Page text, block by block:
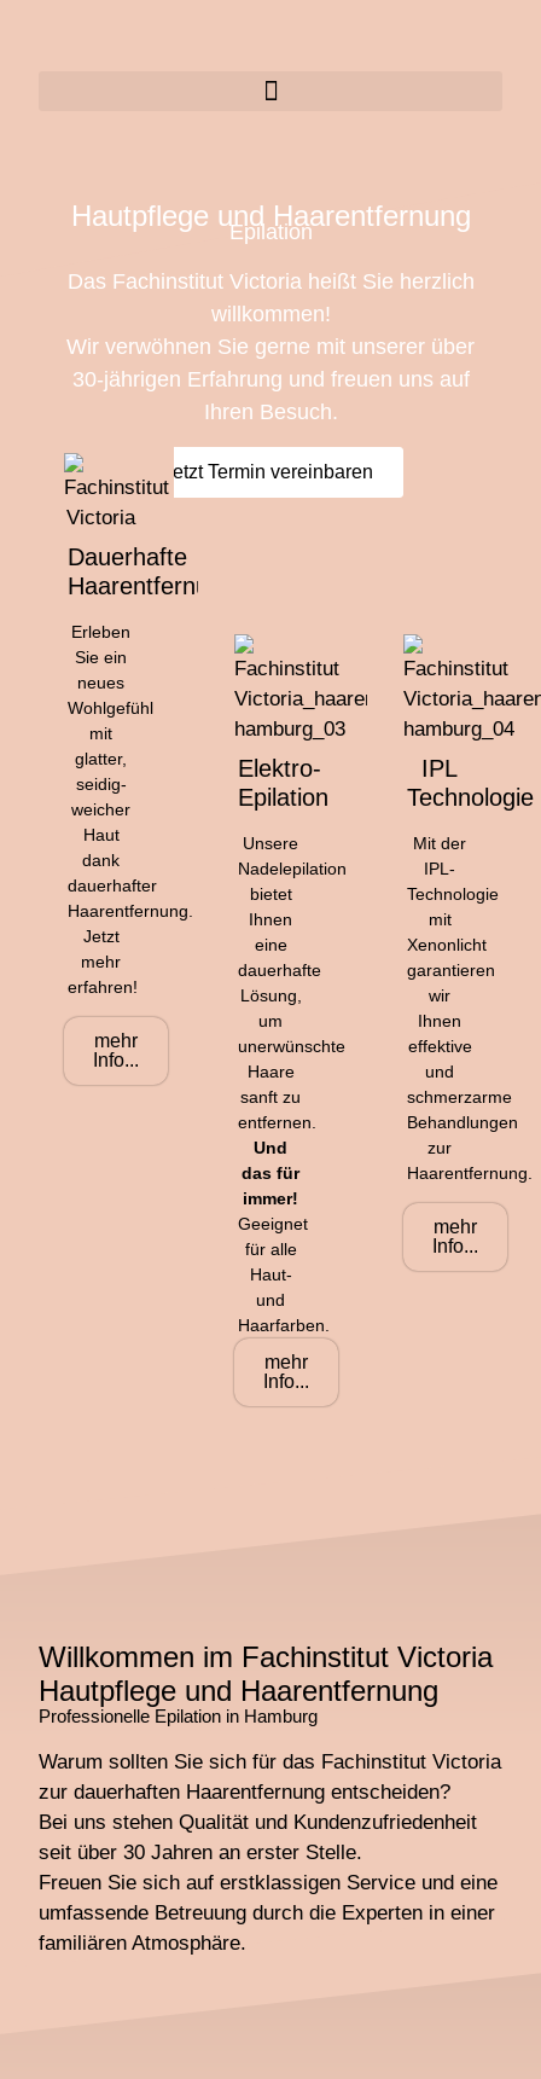
Hautpflege und Haarentfernung
Epilation
Das Fachinstitut Victoria heißt Sie herzlich
willkommen!
Wir verwöhnen Sie gerne mit unserer über
30-jährigen Erfahrung und freuen uns auf
Ihren Besuch.
jetzt Termin vereinbaren
Dauerhafte
Haarentfernung
Erleben
Sie ein
neues
Wohlgefühl
mit
glatter,
seidig-
weicher
Haut
dank
dauerhafter
Haarentfernung.
Jetzt
mehr
erfahren!
mehr
Info...
Elektro-
Epilation
Unsere
Nadelepilation
bietet
Ihnen
eine
dauerhafte
Lösung,
um
unerwünschte
Haare
sanft zu
entfernen.
Und
das für
immer!
Geeignet
für alle
Haut-
und
Haarfarben.
mehr
Info...
IPL
Technologie
Mit der
IPL-
Technologie
mit
Xenonlicht
garantieren
wir
Ihnen
effektive
und
schmerzarme
Behandlungen
zur
Haarentfernung.
mehr
Info...
Willkommen im Fachinstitut Victoria
Hautpflege und Haarentfernung
Professionelle Epilation in Hamburg
Warum sollten Sie sich für das Fachinstitut Victoria
zur dauerhaften Haarentfernung entscheiden?
Bei uns stehen Qualität und Kundenzufriedenheit
seit über 30 Jahren an erster Stelle.
Freuen Sie sich auf erstklassigen Service und eine
umfassende Betreuung durch die Experten in einer
familiären Atmosphäre.